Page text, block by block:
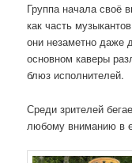
Группа начала своё
как часть
они незаметно даже
основном каверы
блюз исполнителей.
Среди зрителей
любому вниманию в